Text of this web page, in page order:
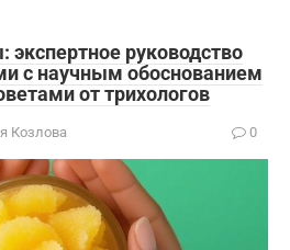
руководство
с научным обоснованием
от трихологов
Козлова 0